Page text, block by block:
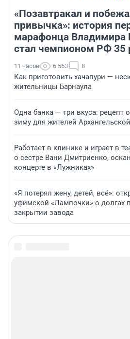
«Позавтракал и
привычка»: история
марафонца Владимира
стал чемпионом РФ 35
11 часов 6 553 8
Как приготовить хачапури —
жительницы Барнаула
Одна банка — три вкуса: рецепт
зиму для жителей
Работает в клинике и играет в
о сестре Вани Дмитриенко,
концерте в «Лужниках»
«Я потерял жену, детей, всё»:
уфимской «Лампочки» о долгах
закрытии завода